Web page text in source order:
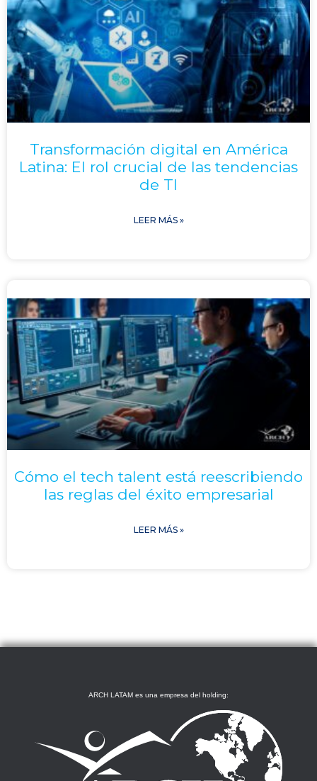
Transformación digital en América
Latina: El rol crucial de las tendencias
de TI
LEER MÁS »
Cómo el tech talent está reescribiendo
las reglas del éxito empresarial
LEER MÁS »
ARCH LATAM es una empresa del holding: